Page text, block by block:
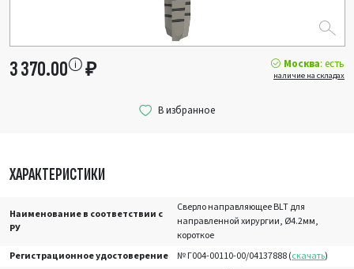
ХАРАКТЕРИСТИКИ
Наименование в соответствии с
РУ
Сверло направляющее BLT для
направленной хирургии, Ø4.2мм,
короткое
Регистрационное удостоверение
№ Г004-00110-00/04137888 (скачать)
3 370.00 ₽ Москва: есть
наличие на складах